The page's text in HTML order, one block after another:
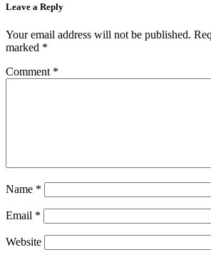
Leave a Reply
Your email address will not be published.
marked *
Comment *
Name *
Email *
Website